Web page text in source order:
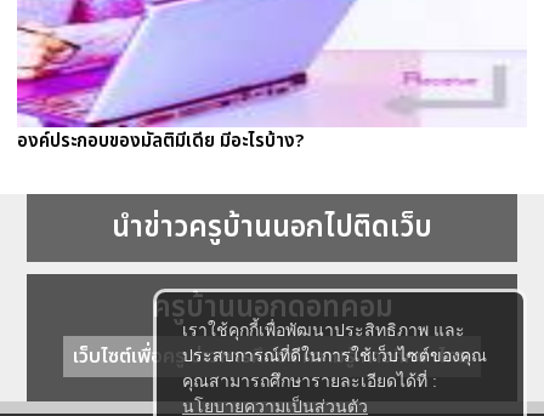
เราใช้คุกกี้เพื่อพัฒนาประสิทธิภาพ และ
ประสบการณ์ที่ดีในการใช้เว็บไซต์ของคุณ
คุณสามารถศึกษารายละเอียดได้ที่ :
นโยบายความเป็นส่วนตัว
องค์ประกอบของมัลติมีเดีย มีอะไรบ้าง?
นำข่าวครูบ้านนอกไปติดเว็บ
ครูบ้านนอกดอทคอม
เว็บไซต์เพื่อครู ข่าวการศึกษา ความรู้ การศึกษาไทย